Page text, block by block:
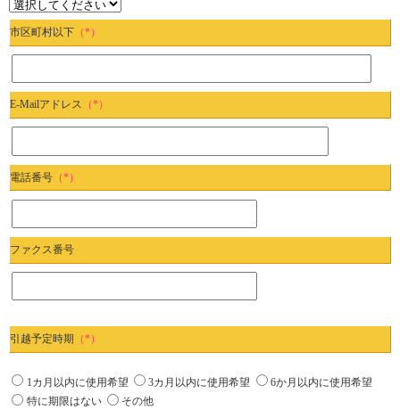
市区町村以下 （*）
E-Mailアドレス （*）
電話番号 （*）
ファクス番号
引越予定時期 （*）
1カ月以内に使用希望 3カ月以内に使用希望
6か月以内に使用希望
特に期限はない
その他